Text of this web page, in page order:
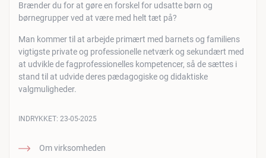
Brænder du for at gøre en forskel for udsatte børn og
børnegrupper ved at være med helt tæt på?
Man kommer til at arbejde primært med barnets og familiens
vigtigste private og professionelle netværk og sekundært med
at udvikle de fagprofessionelles kompetencer, så de sættes i
stand til at udvide deres pædagogiske og didaktiske
valgmuligheder.
Om virksomheden
INDRYKKET: 23-05-2025